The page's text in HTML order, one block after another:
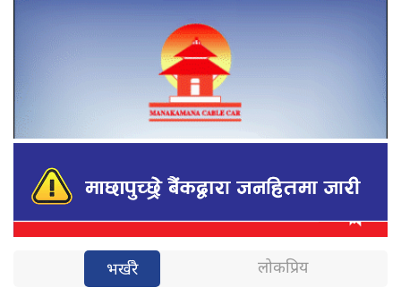
भर्खरै लोकप्रिय